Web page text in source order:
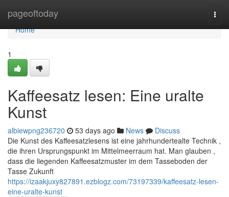
pageoftoday
Home
Home
1
Kaffeesatz lesen: Eine uralte
Kunst
albiewpng236720 53 days ago News
Discuss
Die Kunst des Kaffeesatzlesens ist eine jahrhundertealte Technik ,
die ihren Ursprungspunkt im Mittelmeerraum hat. Man glauben ,
dass die liegenden Kaffeesatzmuster im dem Tasseboden der
Tasse Zukunft
https://izaakjuxy827891.ezblogz.com/73197339/kaffeesatz-lesen-
eine-uralte-kunst